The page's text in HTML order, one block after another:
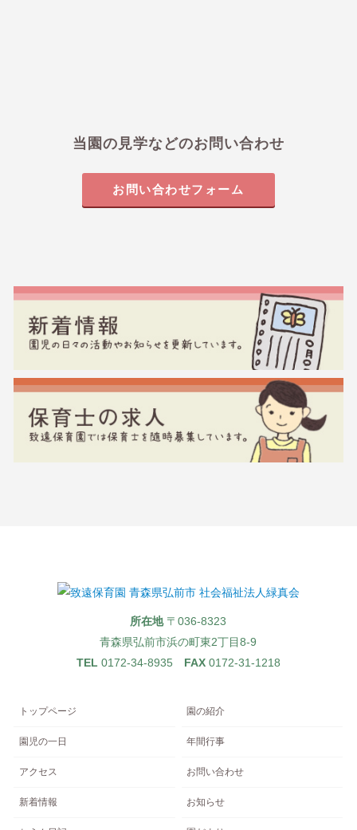
当園の見学などのお問い合わせ
お問い合わせフォーム
所在地〒036-8323
青森県弘前市浜の町東2丁目8-9
TEL 0172-34-8935 FAX0172-31-1218
トップページ 園の紹介
園児の一日 年間行事
アクセス お問い合わせ
新着情報 お知らせ